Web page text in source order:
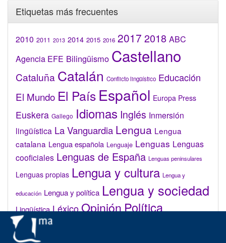
Etiquetas más frecuentes
2010 2011 2013 2014 2015 2016 2017 2018 ABC
Agencia EFE Bilingüismo Castellano
Cataluña Catalán Conflicto lingüístico Educación
El Mundo El País Español Europa Press
Euskera Gallego Idiomas Inglés Inmersión
lingüística La Vanguardia Lengua Lengua
catalana Lengua española Lenguaje Lenguas Lenguas
cooficiales Lenguas de España Lenguas peninsulares
Lenguas propias Lengua y cultura Lengua y
educación Lengua y política Lengua y sociedad
Lingüística LéxicoOpiniónPolítica
lingüística
Valenciano